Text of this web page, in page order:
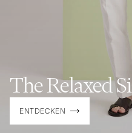
The Relaxed
ENTDECKEN